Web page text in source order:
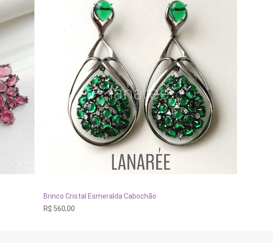
ADICIONAR AO CARRINHO
Brinco Cristal Esmeralda Cabochão
R$ 560,00